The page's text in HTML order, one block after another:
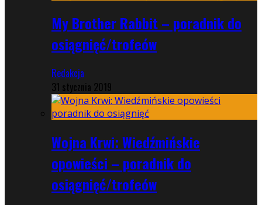
My Brother Rabbit – poradnik do
osiągnięć/trofeów
Redakcja
31 stycznia 2019
Wojna Krwi: Wiedźmińskie
opowieści – poradnik do
osiągnięć/trofeów